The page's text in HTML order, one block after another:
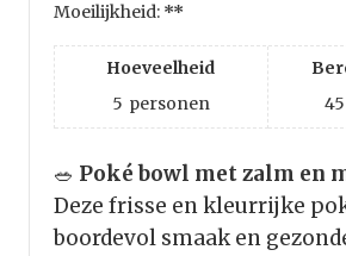
Moeilijkheid: **
Hoeveelheid
5 personen
45
🥗 Poké bowl met zalm en
Deze frisse en kleurrijke
boordevol smaak en